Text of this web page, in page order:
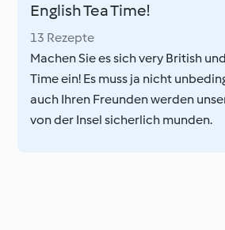
English Tea Time!
13 Rezepte
Machen Sie es sich very British
Time ein! Es muss ja nicht
auch Ihren Freunden werden
von der Insel sicherlich munden.